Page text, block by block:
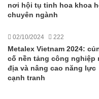
nơi hội tụ tinh hoa khoa
chuyên ngành
02/10/2024 222
Metalex Vietnam 2024:
cố nền tảng công nghiệp
địa và nâng cao năng lực
cạnh tranh